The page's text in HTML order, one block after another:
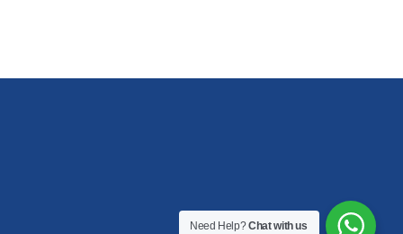
Need Help?Chat with us